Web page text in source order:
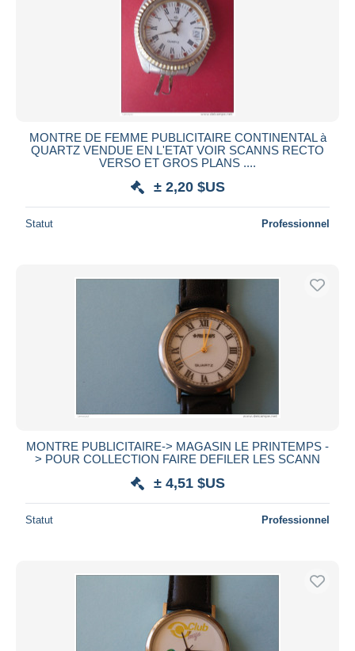
MONTRE DE FEMME PUBLICITAIRE CONTINENTAL à
QUARTZ VENDUE EN L'ETAT VOIR SCANNS RECTO
VERSO ET GROS PLANS ....
± 2,20 $US
Statut Professionnel
MONTRE PUBLICITAIRE-> MAGASIN LE PRINTEMPS -
> POUR COLLECTION FAIRE DEFILER LES SCANN
± 4,51 $US
Statut Professionnel